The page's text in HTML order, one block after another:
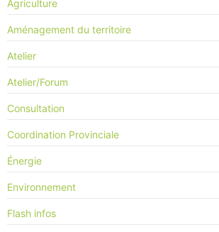
Agriculture
Aménagement du territoire
Atelier
Atelier/Forum
Consultation
Coordination Provinciale
Énergie
Environnement
Flash infos